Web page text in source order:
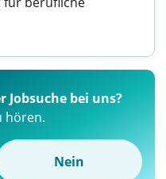
Jobsuche bei uns?
hören.
Nein